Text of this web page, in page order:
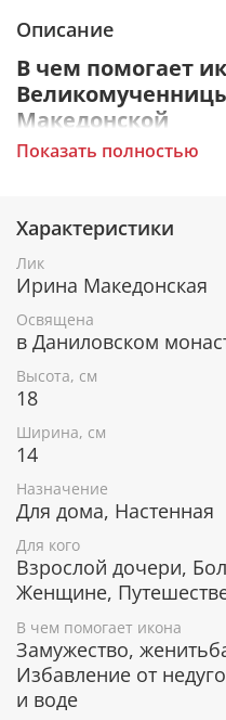
Описание
В чем помогает
Македонской
Исцеление от
недугов.
Преодоление
жизнь.
Поиск новой
Помощь при
Защита в дальних
При переезде в
Икона уже
Лик изготовлен
Даниловском
Православной церкви.
коробке с
иконе прилагается
Серебряное
дерева
Показать полностью
Характеристики
Лик
Ирина Македонская
Освящена
в Даниловском
Высота, см
18
Ширина, см
14
Назначение
Для дома, Настенная
Для кого
Взрослой дочери,
Женщине,
В чем помогает икона
Замужество,
Избавление от
и воде